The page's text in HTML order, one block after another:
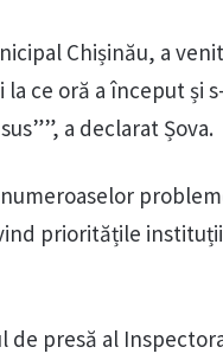
Chișinău, a
ce oră a început și
a declarat Șova.
prioritățile
presă al